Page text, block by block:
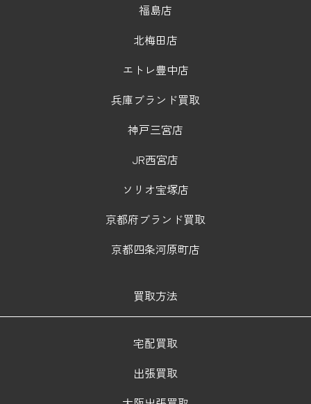
福島店
北梅田店
エトレ豊中店
兵庫ブランド買取
神戸三宮店
JR西宮店
ソリオ宝塚店
京都府ブランド買取
京都四条河原町店
買取方法
宅配買取
出張買取